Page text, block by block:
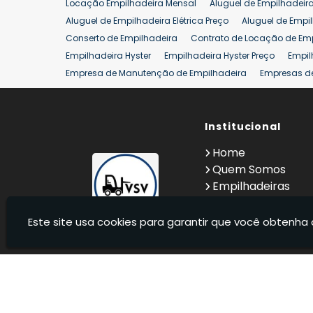
Venda Empilhadeiras 25 ton
Locação Empilhadeira Mensal
Aluguel de Empilhadeira
Aluguel de Empilhadeira Elétrica Preço
Aluguel de
Conserto de Empilhadeira
Contrato de Locação de
Empilhadeira Hyster
Empilhadeira Hyster Preço
Empresa de Manutenção de Empilhadeira
Empresas
Locação Empilhadeira Hyster
Locação Empilhadeira
Comprar Empilhadeira
Locação de Empilhadeira 25 ton
Comprar
Institucional
Home
Quem Somos
Empilhadeiras
Informações
Este site usa cookies para garantir que você obtenha